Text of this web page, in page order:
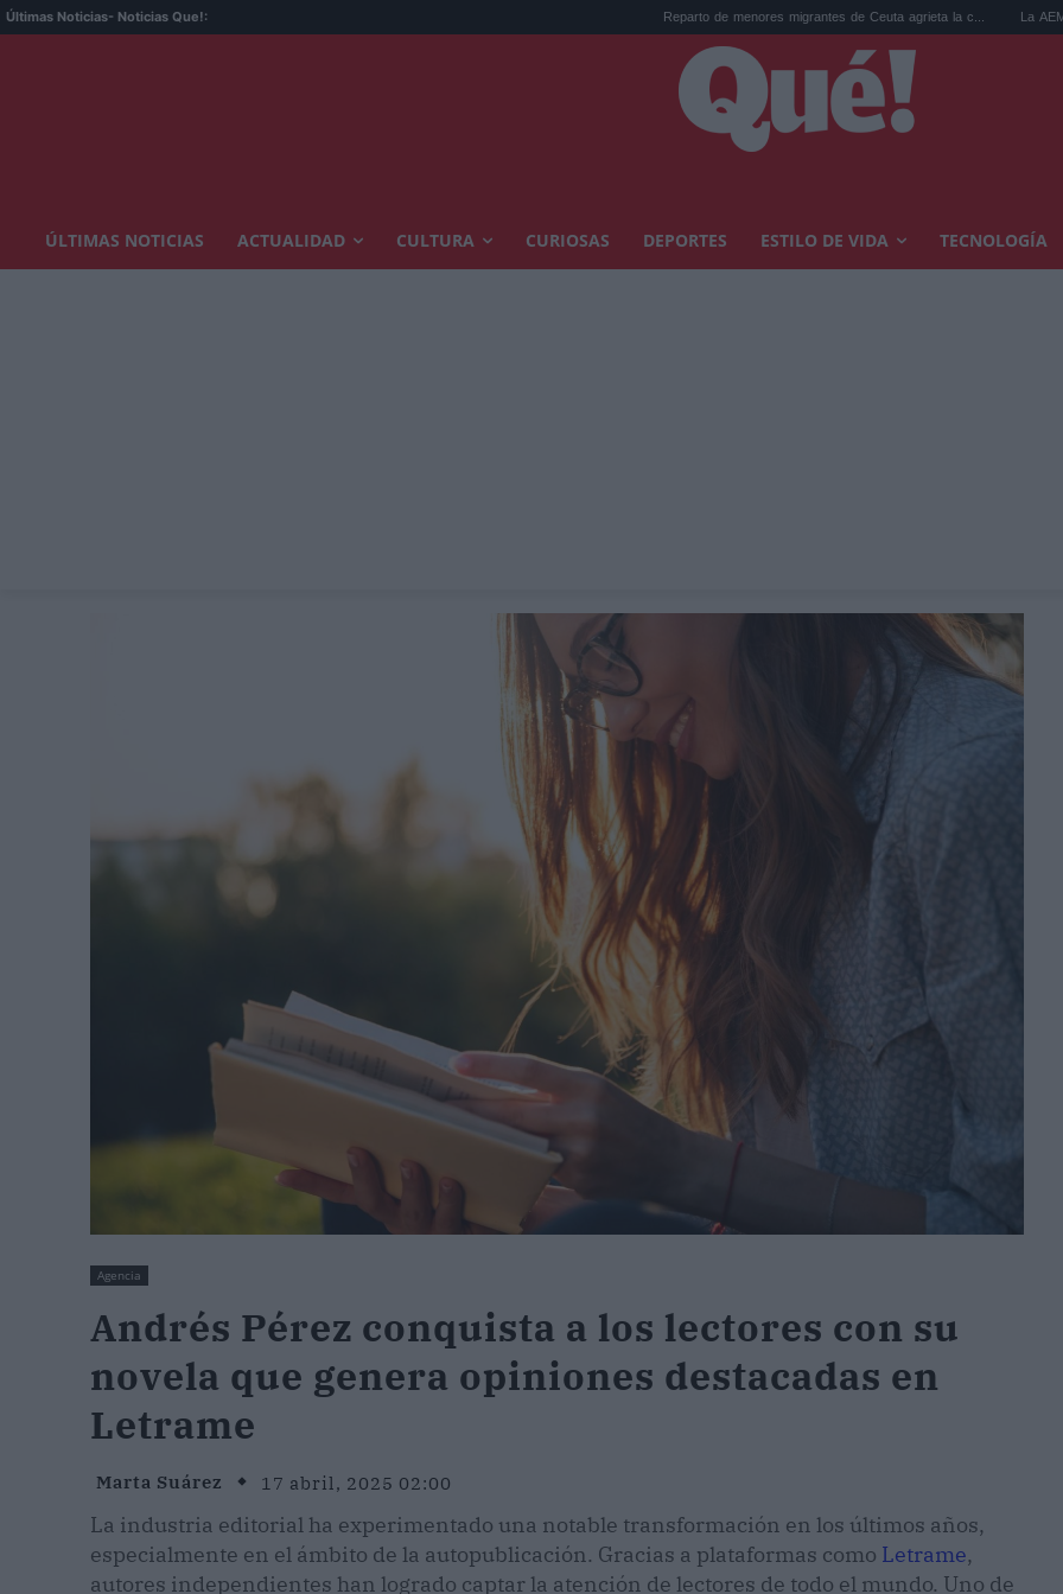
Últimas Noticias- Noticias Que!: Reparto de menores migrantes de Ceuta agrieta la c... La AEMET prepara
ÚLTIMAS NOTICIAS ACTUALIDAD CULTURA CURIOSAS DEPORTES ESTILO DE VIDA TECNOLOGÍA
Agencia
Andrés Pérez conquista a los lectores con su
novela que genera opiniones destacadas en
Letrame
Marta Suárez 17 abril, 2025 02:00
La industria editorial ha experimentado una notable transformación en los últimos años,
especialmente en el ámbito de la autopublicación. Gracias a plataformas como Letrame,
autores independientes han logrado captar la atención de lectores de todo el mundo. Uno de